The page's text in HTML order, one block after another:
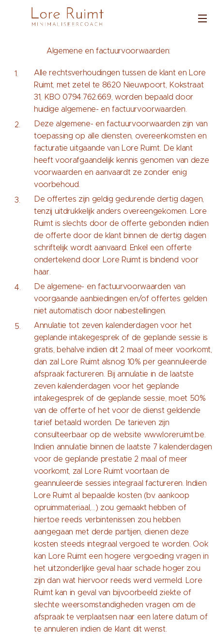
Algemene en factuurvoorwaarden:
Alle rechtsverhoudingen tussen de klant en Lore
Ruimt, met zetel te 8620 Nieuwpoort, Kokstraat
31, KBO 0794.762.669, worden bepaald door
huidige algemene- en factuurvoorwaarden.
Deze algemene- en factuurvoorwaarden zijn van
toepassing op alle diensten, overeenkomsten en
facturatie uitgaande van Lore Ruimt. De klant
heeft voorafgaandelijk kennis genomen van deze
voorwaarden en aanvaardt ze zonder enig
voorbehoud.
De offertes zijn geldig gedurende dertig dagen,
tenzij uitdrukkelijk anders overeengekomen. Lore
Ruimt is slechts door de offerte gebonden indien
de offerte door de klant binnen de dertig dagen
schriftelijk wordt aanvaard. Enkel een offerte
ondertekend door Lore Ruimt is bindend voor
haar.
De algemene- en factuurvoorwaarden van
voorgaande aanbiedingen en/of offertes gelden
niet automatisch door nabestellingen.
Annulatie tot zeven kalenderdagen voor het
geplande intakegesprek of de geplande sessie is
gratis, behalve indien dit 2 maal of meer voorkomt,
dan zal Lore Ruimt alsnog 10% per geannuleerde
afspraak factureren. Bij annulatie in de laatste
zeven kalenderdagen voor het geplande
intakegesprek of de geplande sessie, moet 50%
van de offerte of het voor de dienst geldende
tarief betaald worden. De tarieven zijn
consulteerbaar op de website www.loreruimt.be.
Indien annulatie binnen de laatste 7 kalenderdagen
voor de geplande prestatie 2 maal of meer
voorkomt, zal Lore Ruimt voortaan de
geannuleerde sessies integraal factureren. Indien
Lore Ruimt al bepaalde kosten (bv. aankoop
opruimmateriaal,…) zou gemaakt hebben of
hiertoe reeds verbintenissen zou hebben
aangegaan met derde partijen, dienen deze
kosten steeds integraal vergoed te worden. Ook
kan Lore Ruimt een hogere vergoeding vragen in
het uitzonderlijke geval haar schade hoger zou
zijn dan wat hiervoor reeds werd vermeld. Lore
Ruimt kan in geval van bijvoorbeeld ziekte of
slechte weersomstandigheden vragen om de
afspraak te verplaatsen naar een latere datum of
te annuleren indien de klant dit wenst.